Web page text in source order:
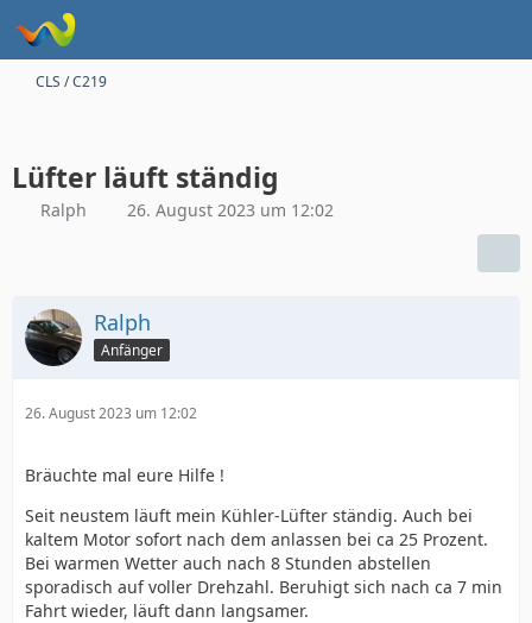
CLS / C219
Lüfter läuft ständig
Ralph 26. August 2023 um 12:02
Ralph
Anfänger
26. August 2023 um 12:02
Bräuchte mal eure Hilfe !
Seit neustem läuft mein Kühler-Lüfter ständig. Auch bei
kaltem Motor sofort nach dem anlassen bei ca 25 Prozent.
Bei warmen Wetter auch nach 8 Stunden abstellen
sporadisch auf voller Drehzahl. Beruhigt sich nach ca 7 min
Fahrt wieder, läuft dann langsamer.